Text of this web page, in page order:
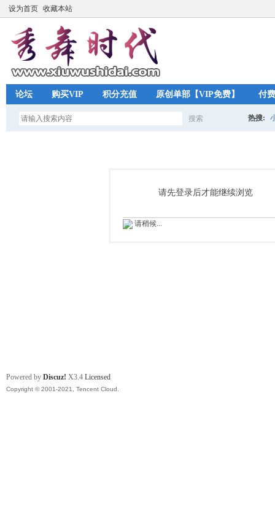
设为首页 收藏本站
论坛 购买VIP 积分充值 原创单部【VIP免费】 付
搜索
索
热搜:
请先登录后才能继续浏览
请稍候...
Powered by Discuz! X3.4 Licensed
Copyright © 2001-2021, Tencent Cloud.